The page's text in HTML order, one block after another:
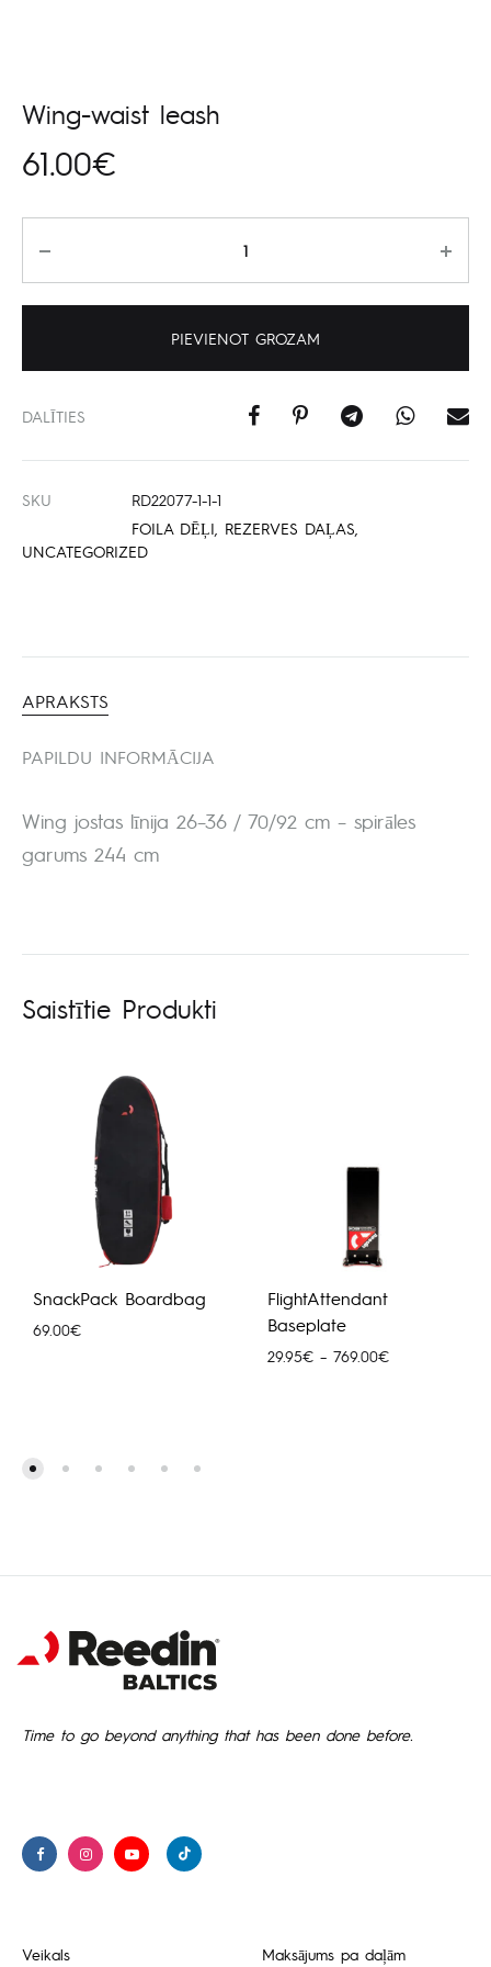
Wing-waist leash
61.00€
PIEVIENOT GROZAM
DALĪTIES
SKU
RD22077-1-1-1
FOILA DĒĻI
REZERVES DAĻAS
UNCATEGORIZED
APRAKSTS
PAPILDU INFORMĀCIJA
Wing jostas līnija 26–36 / 70/92 cm – spirāles
garums 244 cm
Saistītie Produkti
SnackPack Boardbag
69.00€
FlightAttendant
Baseplate
29.95€ – 769.00€Price
Time to go beyond anything that has been done before.
Veikals Maksājums pa daļām